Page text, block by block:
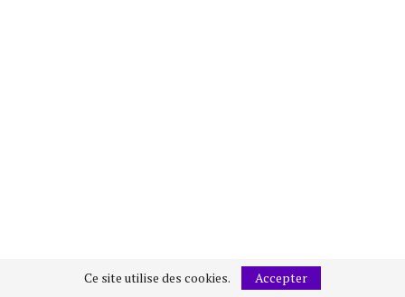
Ce site utilise des cookies. Accepter